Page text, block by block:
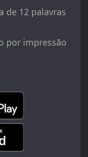
de 12 palavras
por impressão